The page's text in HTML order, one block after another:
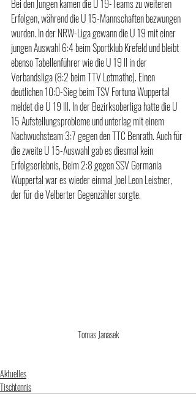
Bei den Jungen kamen die U 19-Teams zu weiteren
Erfolgen, während die U 15-Mannschaften bezwungen
wurden. In der NRW-Liga gewann die U 19 mit einer
jungen Auswahl 6:4 beim Sportklub Krefeld und bleibt
ebenso Tabellenführer wie die U 19 II in der
Verbandsliga (8:2 beim TTV Letmathe). Einen
deutlichen 10:0-Sieg beim TSV Fortuna Wuppertal
meldet die U 19 III. In der Bezirksoberliga hatte die U
15 Aufstellungsprobleme und unterlag mit einem
Nachwuchsteam 3:7 gegen den TTC Benrath. Auch für
die zweite U 15-Auswahl gab es diesmal kein
Erfolgserlebnis, Beim 2:8 gegen SSV Germania
Wuppertal war es wieder einmal Joel Leon Leistner,
der für die Velberter Gegenzähler sorgte.
Tomas Janasek
Aktuelles
Tischtennis